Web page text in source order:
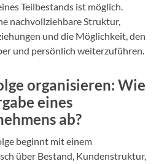
Teilbestands ist möglich.
nachvollziehbare Struktur,
und die Möglichkeit, den
und persönlich weiterzuführen.
organisieren: Wie
eines
ab?
beginnt mit einem
über Bestand, Kundenstruktur,